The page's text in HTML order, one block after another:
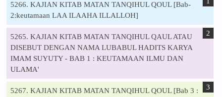
5266. KAJIAN KITAB MATAN TANQIHUL QOUL [Bab-
2:keutamaan LAA ILAAHA ILLALLOH]
5265. KAJIAN KITAB MATAN TANQIHUL QAUL ATAU
DISEBUT DENGAN NAMA LUBABUL HADITS KARYA
IMAM SUYUTY - BAB 1 : KEUTAMAAN ILMU DAN
ULAMA'
5267. KAJIAN KITAB MATAN TANQIHUL QOUL [Bab 3 :